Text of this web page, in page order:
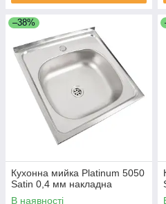
–38%
Кухонна мийка Platinum 5050
Satin 0,4 мм накладна
В наявності